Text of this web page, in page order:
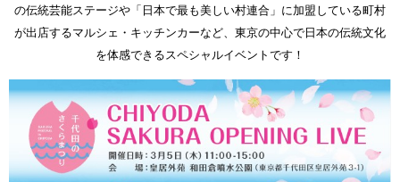
の伝統芸能ステージや「日本で最も美しい村連合」に加盟している町村
が出店するマルシェ・キッチンカーなど、東京の中心で日本の伝統文化
を体感できるスペシャルイベントです！